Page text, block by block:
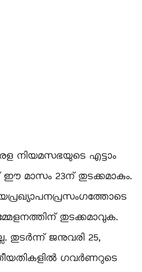
നിയമസഭയുടെ എട്ടാം
മാസം 23ന് തുടക്കമാകും.
തുടക്കമാവുക.
തുടര്‍ന്ന് ജനുവരി 25,
ഗവര്‍ണറുടെ